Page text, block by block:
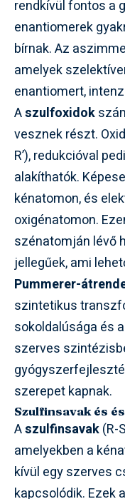
rendkívül fontos a
enantiomerek
bírnak. Az
amelyek
enantiomert,
Aszulfoxidok
vesznek részt.
R’), redukcióval
alakíthatók.
kénatomon, és
oxigénatomon.
szénatomján lévő
jellegűek, ami
Pummerer-
szintetikus
sokoldalúsága és
szerves
szerepet kapnak.
Szulfinsavak és
Aszulfinsavak(R-
amelyekben a
kívül egy szerves
kapcsolódik. Ezek